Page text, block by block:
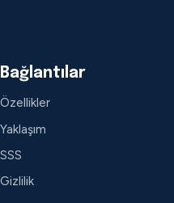
Bağlantılar
Özellikler
Yaklaşım
SSS
Gizlilik